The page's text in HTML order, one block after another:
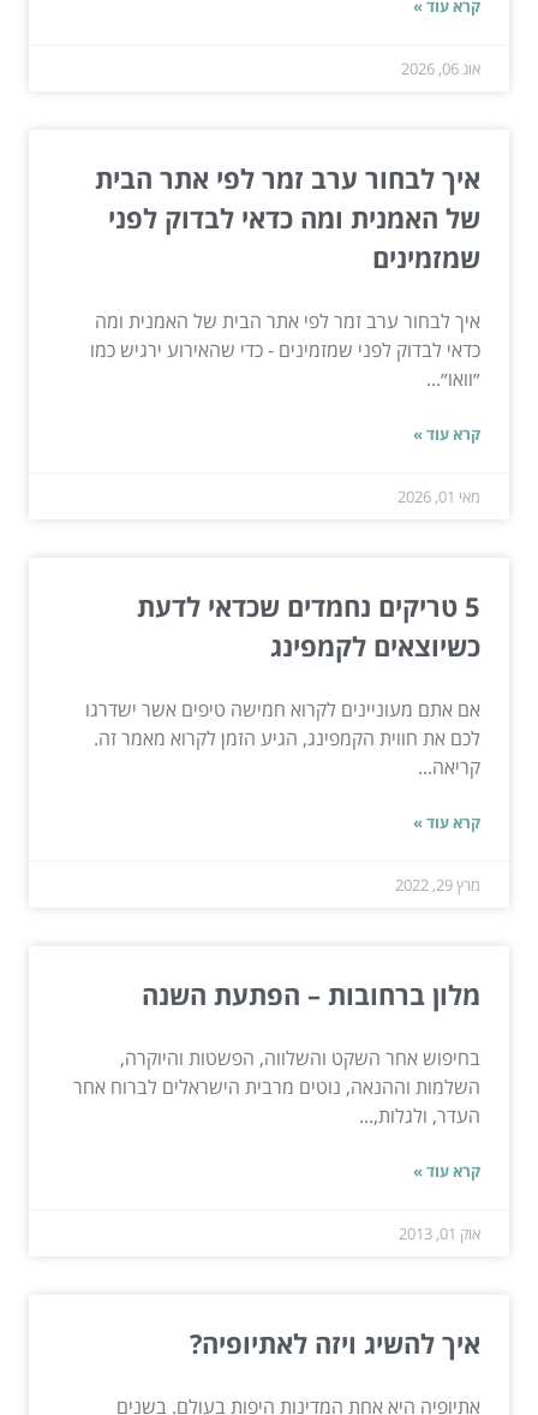
קרא עוד »
אוג 06, 2026
איך לבחור ערב זמר לפי אתר הבית
של האמנית ומה כדאי לבדוק לפני
שמזמינים
איך לבחור ערב זמר לפי אתר הבית של האמנית ומה
כדאי לבדוק לפני שמזמינים - כדי שהאירוע ירגיש כמו
״וואו״...
קרא עוד »
מאי 01, 2026
5 טריקים נחמדים שכדאי לדעת
כשיוצאים לקמפינג
אם אתם מעוניינים לקרוא חמישה טיפים אשר ישדרגו
לכם את חווית הקמפינג, הגיע הזמן לקרוא מאמר זה.
קריאה...
קרא עוד »
מרץ 29, 2022
מלון ברחובות – הפתעת השנה
בחיפוש אחר השקט והשלווה, הפשטות והיוקרה,
השלמות וההנאה, נוטים מרבית הישראלים לברוח אחר
העדר, ולגלות,...
קרא עוד »
אוק 01, 2013
איך להשיג ויזה לאתיופיה?
אתיופיה היא אחת המדינות היפות בעולם. בשנים